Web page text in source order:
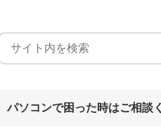
パソコンで困った時はご相談